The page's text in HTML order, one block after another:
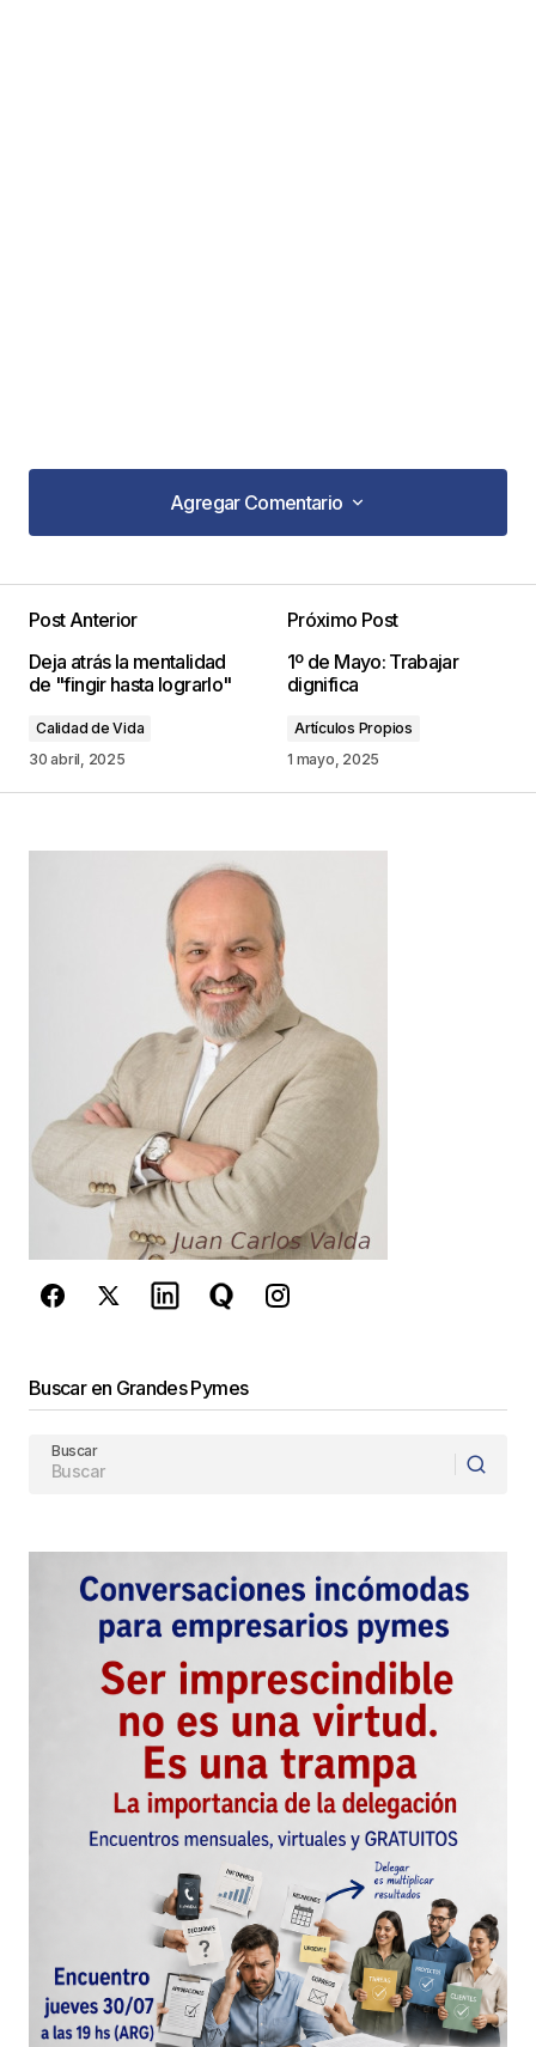
Agregar Comentario
Agregar Comentario
publicada. Los campos obligatorios están
marcados con*
Comentario
*
Guarda mi nombre, correo electrónico y web en
este navegador para la próxima vez que
comente.
Este sitio esta protegido por
reCAPTCHA y la Política de
privacidad y los Términos del servicio
de Googlese aplican.
Post Anterior
Deja atrás la mentalidad
de "fingir hasta lograrlo"
Calidad de Vida
30 abril, 2025
Próximo Post
1º de Mayo: Trabajar
dignifica
Artículos Propios
1 mayo, 2025
Buscar en Grandes Pymes
Buscar